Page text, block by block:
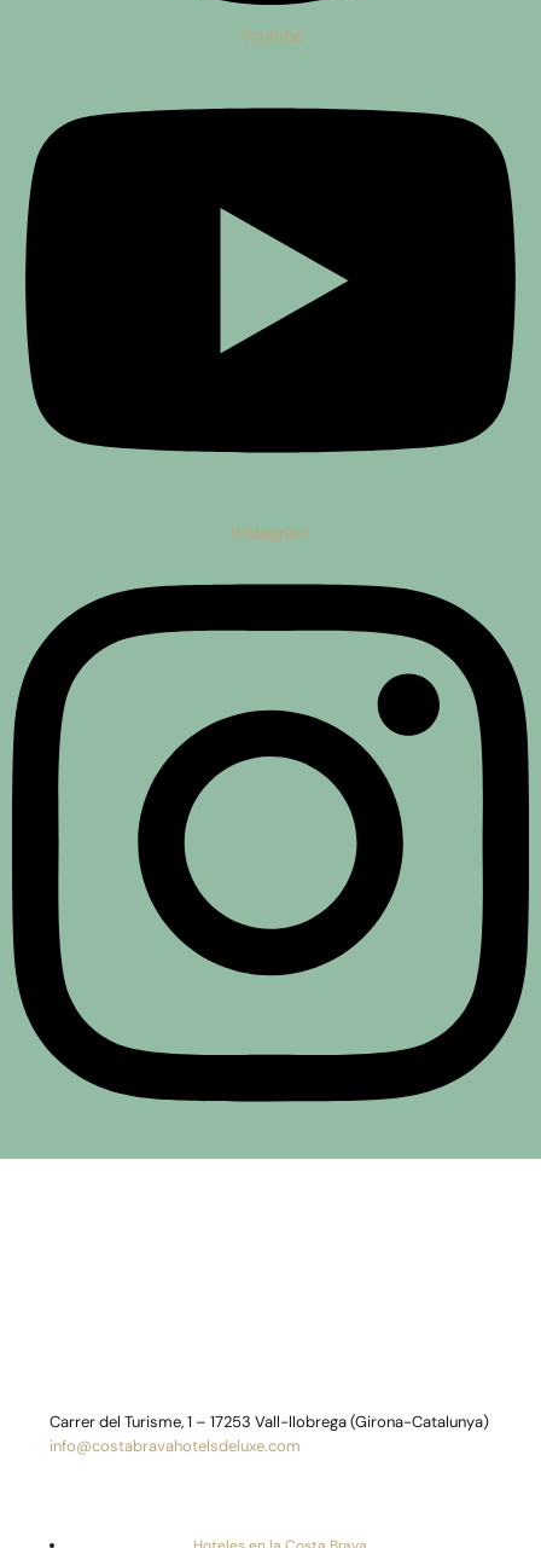
Youtube
Instagram
Carrer del Turisme, 1 – 17253 Vall-llobrega (Girona-Catalunya)
info@costabravahotelsdeluxe.com